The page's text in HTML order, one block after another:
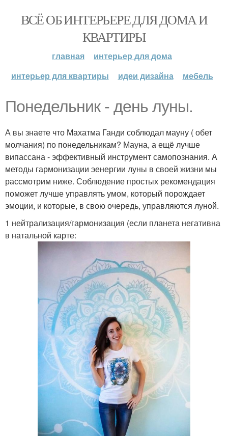
ВСЁ ОБ ИНТЕРЬЕРЕ ДЛЯ ДОМА И
КВАРТИРЫ
главная
интерьер для дома
интерьер для квартиры
идеи дизайна мебель
Понедельник - день луны.
А вы знаете что Махатма Ганди соблюдал мауну ( обет
молчания) по понедельникам? Мауна, а ещё лучше
випассана - эффективный инструмент самопознания. А
методы гармонизации эенергии луны в своей жизни мы
рассмотрим ниже. Соблюдение простых рекомендация
поможет лучше управлять умом, который порождает
эмоции, и которые, в свою очередь, управляются луной.
1 нейтрализация/гармонизация (если планета негативна
в натальной карте: